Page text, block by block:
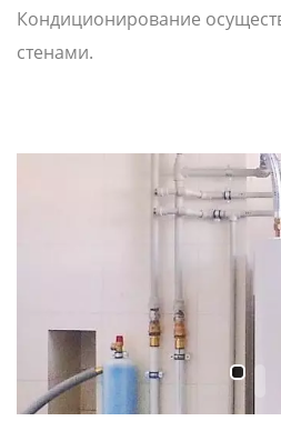
Кондиционирование
стенами.